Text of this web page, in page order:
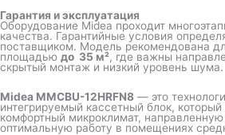
Гарантия и эксплуатация
Оборудование Midea проходит
качества. Гарантийные условия
поставщиком. Модель рекомендована
площадью до 35 м², где важны
скрытый монтаж и низкий уровень шума.
Midea MMCBU-12HRFN8 — это
интегрируемый кассетный блок,
комфортный микроклимат,
оптимальную работу в помещениях